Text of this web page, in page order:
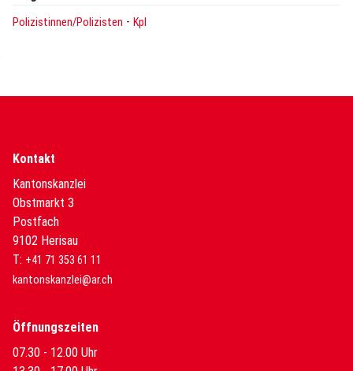
Polizistinnen/Polizisten - Kpl
Kontakt
Kantonskanzlei
Obstmarkt 3
Postfach
9102 Herisau
T: +41 71 353 61 11
kantonskanzlei@ar.ch
Öffnungszeiten
07.30 - 12.00 Uhr